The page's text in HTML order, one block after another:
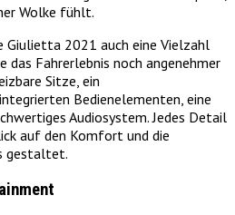
Wolke fühlt.
Giulietta 2021 auch eine Vielzahl
Fahrerlebnis noch angenehmer
Sitze, ein
Bedienelementen, eine
Audiosystem. Jedes Detail
auf den Komfort und die
gestaltet.